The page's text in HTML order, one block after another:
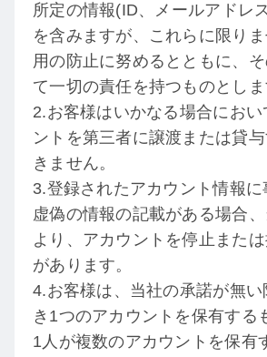
所定の情報(ID、メールアドレ
を含みますが、これらに限り
用の防止に努めるとともに、
て一切の責任を持つものとしま
2.お客様はいかなる場合におい
ントを第三者に譲渡または貸
きません。
3.登録されたアカウント情報に
虚偽の情報の記載がある場合
より、アカウントを停止また
があります。
4.お客様は、当社の承諾が無
き1つのアカウントを保有する
1人が複数のアカウントを保有